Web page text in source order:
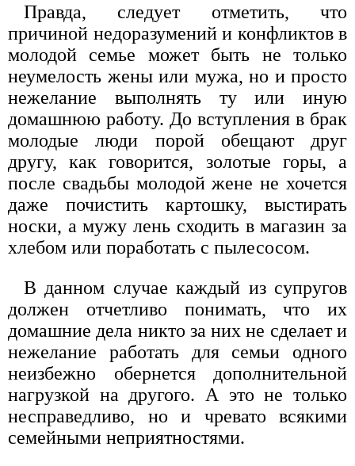
Правда, следует отметить, что
причиной недоразумений и конфликтов в
молодой семье может быть не только
неумелость жены или мужа, но и просто
нежелание выполнять ту или иную
домашнюю работу. До вступления в брак
молодые люди порой обещают друг
другу, как говорится, золотые горы, а
после свадьбы молодой жене не хочется
даже почистить картошку, выстирать
носки, а мужу лень сходить в магазин за
хлебом или поработать с пылесосом.
В данном случае каждый из супругов
должен отчетливо понимать, что их
домашние дела никто за них не сделает и
нежелание работать для семьи одного
неизбежно обернется дополнительной
нагрузкой на другого. А это не только
несправедливо, но и чревато всякими
семейными неприятностями.